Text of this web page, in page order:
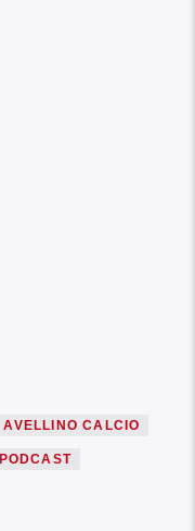
AVELLINO CALCIO
PODCAST